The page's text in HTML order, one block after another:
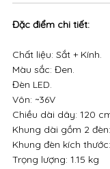
Đặc điểm chi tiết:
Chất liệu: Sắt + Kính.
Màu sắc: Đen.
Đèn LED.
Vôn: ~36V
Chiều dài dây: 120
Khung dài gồm 2
Khung đèn kích
Trọng lượng: 1.15 kg